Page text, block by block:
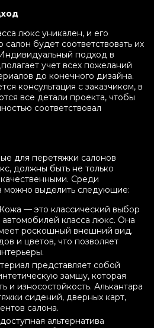
люкс уникален, и его
будет соответствовать их
подход в
учет всех пожеланий
до конечного дизайна.
консультация с заказчиком, в
все детали проекта, чтобы
соответствовал
для перетяжки салонов
должны быть не только
Среди
можно выделить следующие:
— это классический выбор
класса люкс. Она
роскошный внешний вид.
и цветов, что позволяет
представляет собой
замшу, которая
и износостойкость. Алькантара
сидений, дверных карт,
салона.
альтернатива